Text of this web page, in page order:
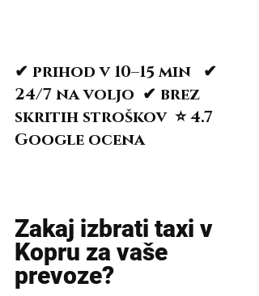
✔ prihod v 10–15 min   ✔
24/7 na voljo  ✔ brez
skritih stroškov  ⭐ 4.7
Google ocena
Zakaj izbrati taxi v
Kopru za vaše
prevoze?